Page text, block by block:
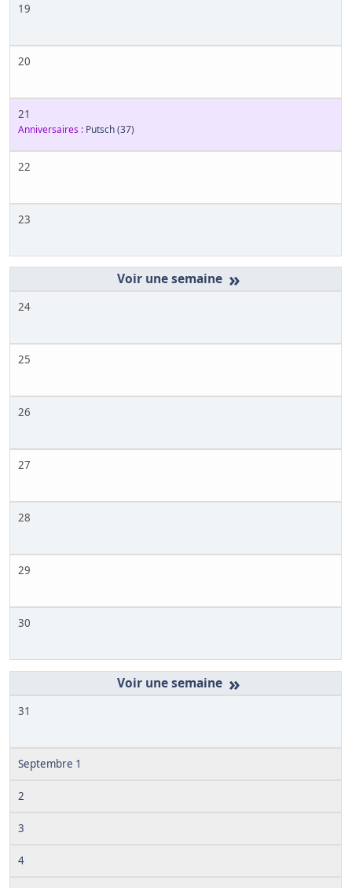
19
20
21
Anniversaires : Putsch(37)
22
23
»
24
25
26
27
28
29
30
»
31
Septembre 1
2
3
4